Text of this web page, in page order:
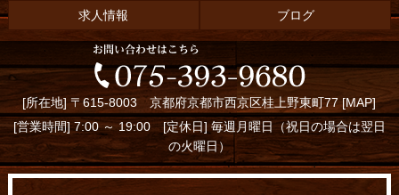
求人情報 ブログ
[所在地] 〒615-8003 京都府京都市西京区桂上野東町77 [MAP]
[営業時間] 7:00 ～ 19:00 [定休日] 毎週月曜日（祝日の場合は翌日
の火曜日）